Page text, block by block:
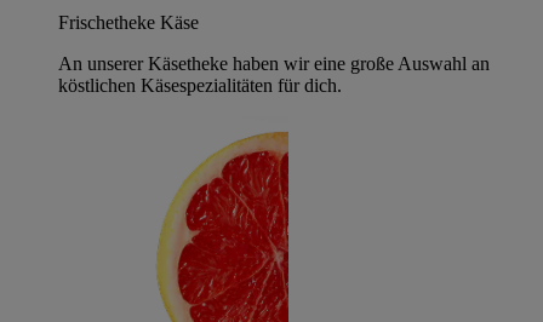
Frischetheke Käse
An unserer Käsetheke haben wir eine große Auswahl an
köstlichen Käsespezialitäten für dich.